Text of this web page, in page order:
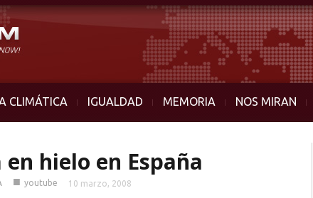
CLIMÁTICA IGUALDAD MEMORIA NOS MIRAN
hielo en España
■ youtube 10 marzo, 2008